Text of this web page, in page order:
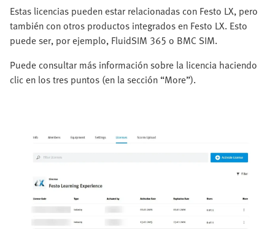
Estas licencias pueden estar relacionadas con Festo LX, pero
también con otros productos integrados en Festo LX. Esto
puede ser, por ejemplo, FluidSIM 365 o BMC SIM.
Puede consultar más información sobre la licencia haciendo
clic en los tres puntos (en la sección “More”).